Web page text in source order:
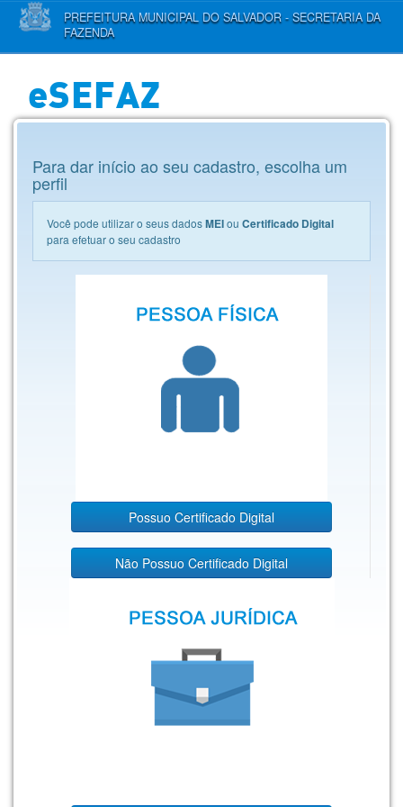
PREFEITURA MUNICIPAL DO SALVADOR - SECRETARIA DA
FAZENDA
eSEFAZ
Para dar início ao seu cadastro, escolha um
perfil
Você pode utilizar o seus dadosMEIou Certificado Digital
para efetuar o seu cadastro
Possuo Certificado Digital
Não Possuo Certificado Digital